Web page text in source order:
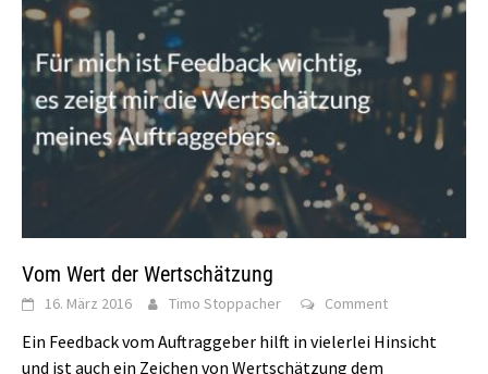
Vom Wert der Wertschätzung
16. März 2016 Timo Stoppacher Comment
Ein Feedback vom Auftraggeber hilft in vielerlei Hinsicht
und ist auch ein Zeichen von Wertschätzung dem